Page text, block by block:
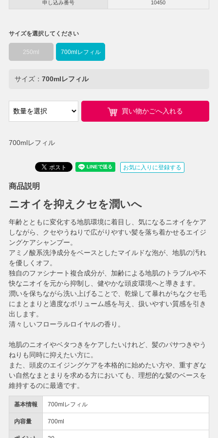
申し込み番号 10450
700mlレフィル
基本情報 700mlレフィル
内容量 700ml
サイズを選択してください
250ml 700mlレフィル
サイズ： 700mlレフィル
買い物かごへ入れる
お気に入りに登録する
商品説明
ニオイを抑えクセを潤いへ
年齢とともに変化する地肌環境に着目し、気になるニオイをケア
しながら、クセやうねりで広がりやすい髪を落ち着かせるエイジ
ングケアシャンプー。
アミノ酸系洗浄成分をベースとしたマイルドな泡が、地肌の汚れ
を優しくオフ。
独自のファシナート複合成分が、加齢による地肌のトラブルや不
快なニオイを元から抑制し、健やかな頭皮環境へと導きます。
潤いを保ちながら洗い上げることで、乾燥して暴れがちなクセ毛
にまとまりと適度なボリューム感を与え、扱いやすい質感を引き
出します。
清々しいフローラルロイヤルの香り。
地肌のニオイやベタつきをケアしたいけれど、髪のパサつきやう
ねりも同時に抑えたい方に。
また、頭皮のエイジングケアを本格的に始めたい方や、重すぎな
い自然なまとまりを求める方においても、理想的な髪のベースを
維持するのに最適です。